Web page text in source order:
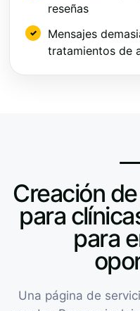
reseñas
Mensajes
tratamientos de
Creación
para
para
Una página de